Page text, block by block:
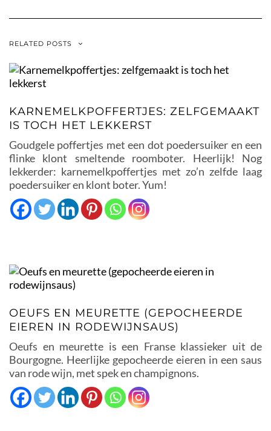
RELATED POSTS
KARNEMELKPOFFERTJES: ZELFGEMAAKT
IS TOCH HET LEKKERST
Goudgele poffertjes met een dot poedersuiker en een
flinke klont smeltende roomboter. Heerlijk! Nog
lekkerder: karnemelkpoffertjes met zo’n zelfde laag
poedersuiker en klont boter. Yum!
OEUFS EN MEURETTE (GEPOCHEERDE
EIEREN IN RODEWIJNSAUS)
Oeufs en meurette is een Franse klassieker uit de
Bourgogne. Heerlijke gepocheerde eieren in een saus
van rode wijn, met spek en champignons.